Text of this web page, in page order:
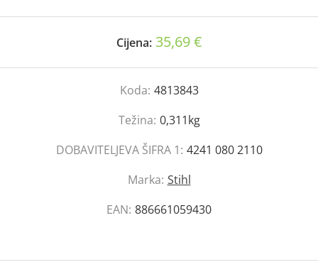
Cijena: 35,69 €
Koda: 4813843
Težina: 0,311kg
DOBAVITELJEVA ŠIFRA 1: 4241 080 2110
Marka: Stihl
EAN: 886661059430